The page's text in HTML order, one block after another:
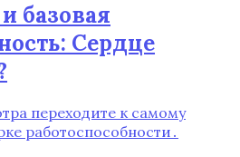
базовая
Сердце
переходите к самому
работоспособности․